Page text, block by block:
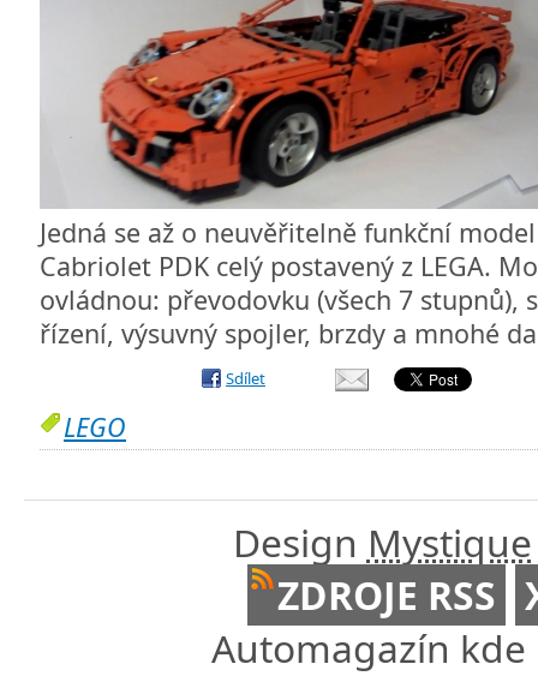
Jedná se až o neuvěřitelně funkční
Cabriolet PDK celý postavený z LEGA.
ovládnou: převodovku (všech 7 stupnů),
řízení, výsuvný spojler, brzdy a mnohé
Sdílet
LEGO
Design Mystique
ZDROJE RSS
Automagazín